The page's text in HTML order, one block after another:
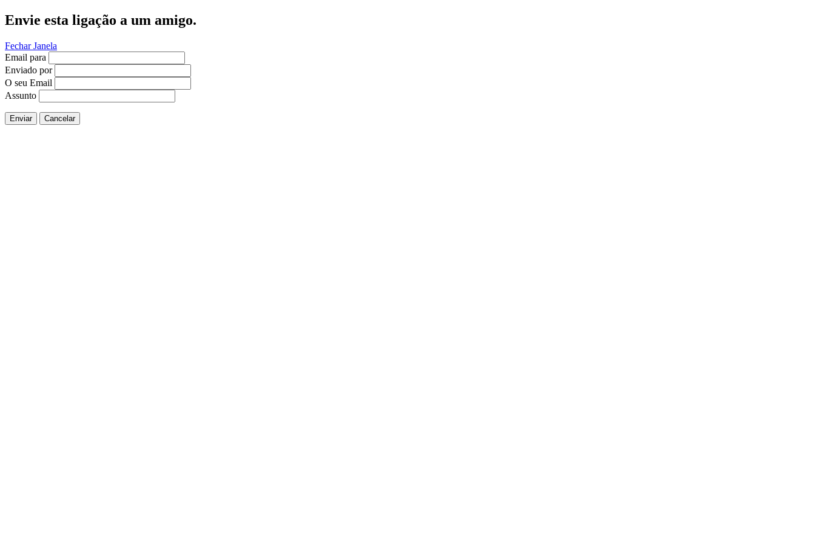
Envie esta ligação a um amigo.
Fechar Janela
Email para
Enviado por
O seu Email
Assunto
Enviar Cancelar